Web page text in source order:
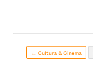
← Cultura & Cinema